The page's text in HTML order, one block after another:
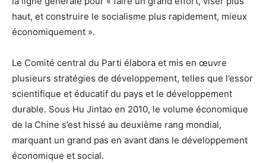
haut, et construire le socialisme plus rapidement, mieux
économiquement ».
Le Comité central du Parti élabora et mis en œuvre
plusieurs stratégies de développement, telles que l’essor
scientifique et éducatif du pays et le développement
durable. Sous Hu Jintao en 2010, le volume économique
de la Chine s’est hissé au deuxième rang mondial,
marquant un grand pas en avant dans le développement
économique et social.